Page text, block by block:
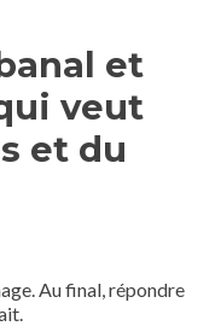
et
veut
et du
Au final, répondre